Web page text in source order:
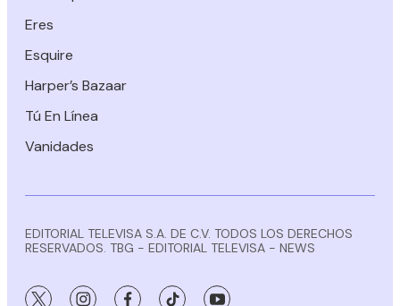
Eres
Esquire
Harper’s Bazaar
Tú En Línea
Vanidades
EDITORIAL TELEVISA S.A. DE C.V. TODOS LOS DERECHOS
RESERVADOS. TBG - EDITORIAL TELEVISA - NEWS